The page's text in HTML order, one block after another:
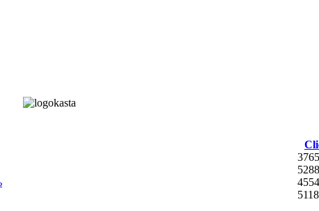
3765
5288
4554
5118